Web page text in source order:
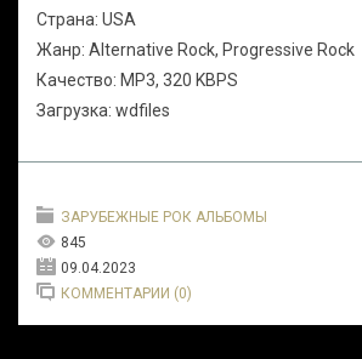
Страна: USA
Жанр: Alternative Rock, Progressive Rock
Качество: MP3, 320 KBPS
Загрузка: wdfiles
ЗАРУБЕЖНЫЕ РОК АЛЬБОМЫ
845
09.04.2023
КОММЕНТАРИИ (0)